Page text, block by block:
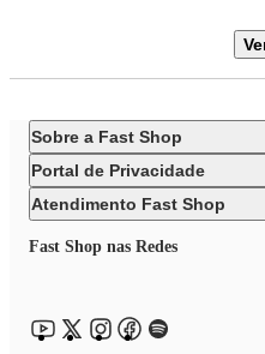
cozinha das mais tradicionais do
vem oferecendo os melhores
Sobre a Fast Shop
Portal de Privacidade
Atendimento Fast Shop
Fast Shop nas Redes